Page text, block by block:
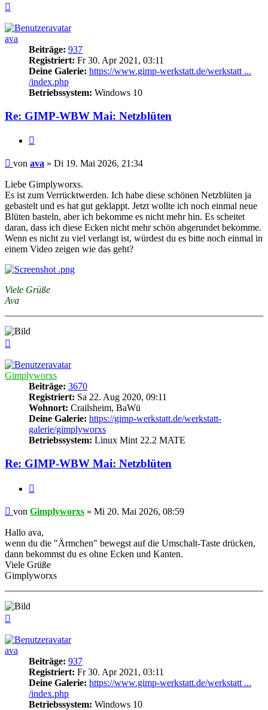
ava
Beiträge: 937
Registriert: Fr 30. Apr 2021, 03:11
Deine Galerie: https://www.gimp-werkstatt.de/werkstatt ...
/index.php
Betriebssystem: Windows 10
Re: GIMP-WBW Mai: Netzblüten
Beitrag
von ava » Di 19. Mai 2026, 21:34
Liebe Gimplyworxs.
Es ist zum Verrücktwerden. Ich habe diese schönen Netzblüten ja
gebastelt und es hat gut geklappt. Jetzt wollte ich noch einmal neue
Blüten basteln, aber ich bekomme es nicht mehr hin. Es scheitet
daran, dass ich diese Ecken nicht mehr schön abgerundet bekomme.
Wenn es nicht zu viel verlangt ist, würdest du es bitte noch einmal in
einem Video zeigen wie das geht?
Viele Grüße
Ava
Gimplyworxs
Beiträge: 3670
Registriert: Sa 22. Aug 2020, 09:11
Wohnort: Crailsheim, BaWü
Deine Galerie: https://gimp-werkstatt.de/werkstatt-
galerie/gimplyworxs
Betriebssystem: Linux Mint 22.2 MATE
Re: GIMP-WBW Mai: Netzblüten
Beitrag
von Gimplyworxs » Mi 20. Mai 2026, 08:59
Hallo ava,
wenn du die "Ärmchen" bewegst auf die Umschalt-Taste drücken,
dann bekommst du es ohne Ecken und Kanten.
Viele Grüße
Gimplyworxs
ava
Beiträge: 937
Registriert: Fr 30. Apr 2021, 03:11
Deine Galerie: https://www.gimp-werkstatt.de/werkstatt ...
/index.php
Betriebssystem: Windows 10